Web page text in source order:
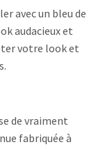
avec un bleu de
audacieux et
votre look et
de vraiment
fabriquée à